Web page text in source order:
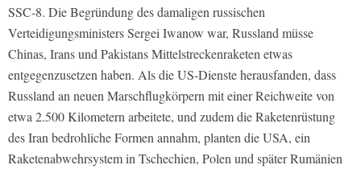
SSC-8. Die Begründung des damaligen russischen
Verteidigungsministers Sergei Iwanow war, Russland müsse
Chinas, Irans und Pakistans Mittelstreckenraketen etwas
entgegenzusetzen haben. Als die US-Dienste herausfanden, dass
Russland an neuen Marschflugkörpern mit einer Reichweite von
etwa 2.500 Kilometern arbeitete, und zudem die Raketenrüstung
des Iran bedrohliche Formen annahm, planten die USA, ein
Raketenabwehrsystem in Tschechien, Polen und später Rumänien